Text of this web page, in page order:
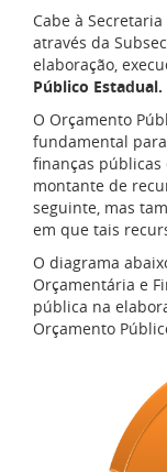
Cabe à
através da
elaboração,
Público Estadual.
O Orçamento
fundamental
finanças
montante de
seguinte, mas
em que tais
O diagrama
Orçamentária e
pública na
Orçamento